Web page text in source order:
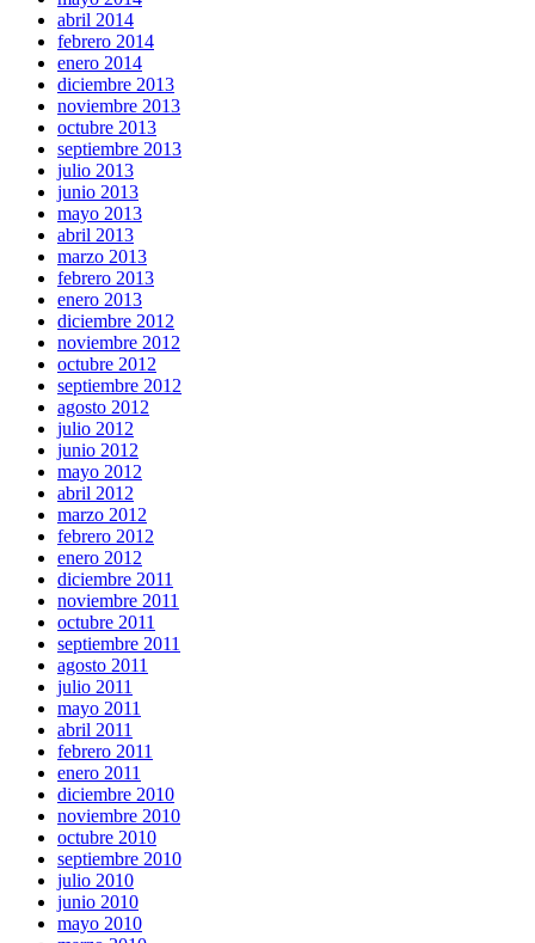
abril 2014
febrero 2014
enero 2014
diciembre 2013
noviembre 2013
octubre 2013
septiembre 2013
julio 2013
junio 2013
mayo 2013
abril 2013
marzo 2013
febrero 2013
enero 2013
diciembre 2012
noviembre 2012
octubre 2012
septiembre 2012
agosto 2012
julio 2012
junio 2012
mayo 2012
abril 2012
marzo 2012
febrero 2012
enero 2012
diciembre 2011
noviembre 2011
octubre 2011
septiembre 2011
agosto 2011
julio 2011
mayo 2011
abril 2011
febrero 2011
enero 2011
diciembre 2010
noviembre 2010
octubre 2010
septiembre 2010
julio 2010
junio 2010
mayo 2010